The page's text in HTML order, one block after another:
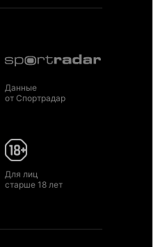
Данные
от Спортрадар
Для лиц
старше 18 лет